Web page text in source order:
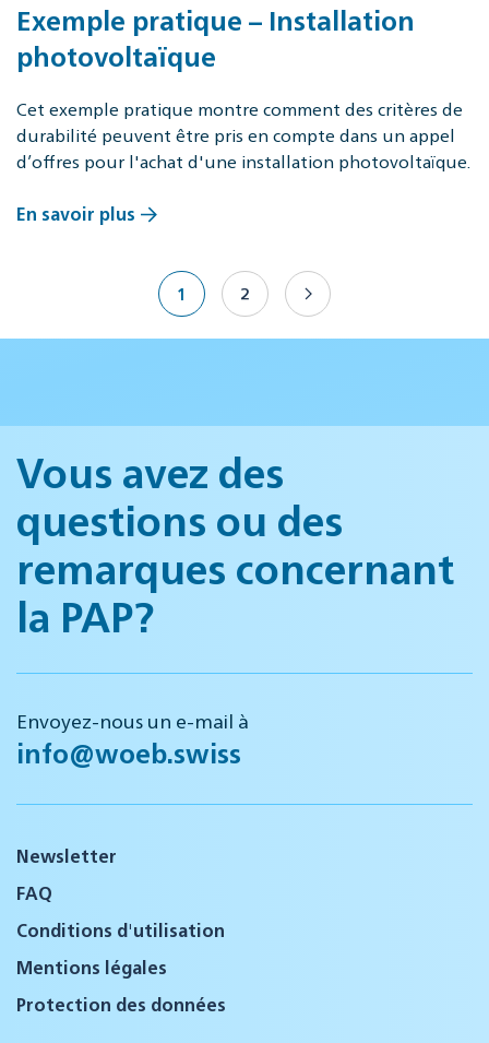
Exemple pratique – Installation
photovoltaïque
Cet exemple pratique montre comment des critères de
durabilité peuvent être pris en compte dans un appel
d’offres pour l'achat d'une installation photovoltaïque.
En savoir plus
1 2
Vous avez des
questions ou des
remarques concernant
la PAP?
Envoyez-nous un e-mail à
info@woeb.swiss
Newsletter
FAQ
Conditions d'utilisation
Mentions légales
Protection des données